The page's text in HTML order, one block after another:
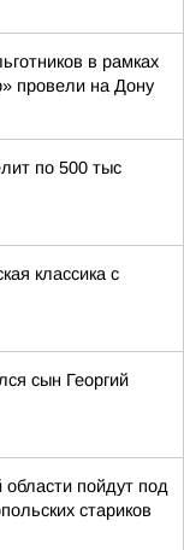
в рамках
провели на Дону
по 500 тыс
классика с
сын Георгий
пойдут под
стариков